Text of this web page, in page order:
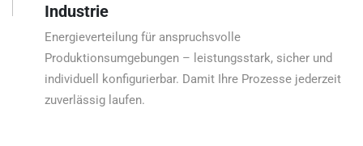
Industrie
Energieverteilung für anspruchsvolle
Produktionsumgebungen – leistungsstark, sicher und
individuell konfigurierbar. Damit Ihre Prozesse jederzeit
zuverlässig laufen.